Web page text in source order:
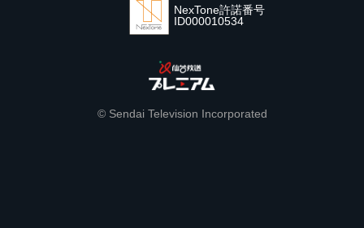
NexTone許諾番号
ID000010534
© Sendai Television Incorporated